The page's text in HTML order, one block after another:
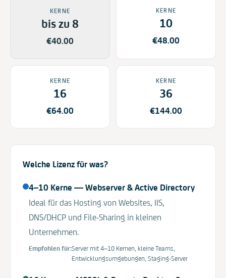
KERNE
bis zu 8
€40.00
KERNE
10
€48.00
KERNE
16
€64.00
KERNE
36
€144.00
Welche Lizenz für was?
4–10 Kerne — Webserver & Active Directory
Ideal für das Hosting von Websites, IIS,
DNS/DHCP und File-Sharing in kleinen
Unternehmen.
Empfohlen für:Server mit 4–10 Kernen, kleine Teams,
Entwicklungsumgebungen, Staging-Server